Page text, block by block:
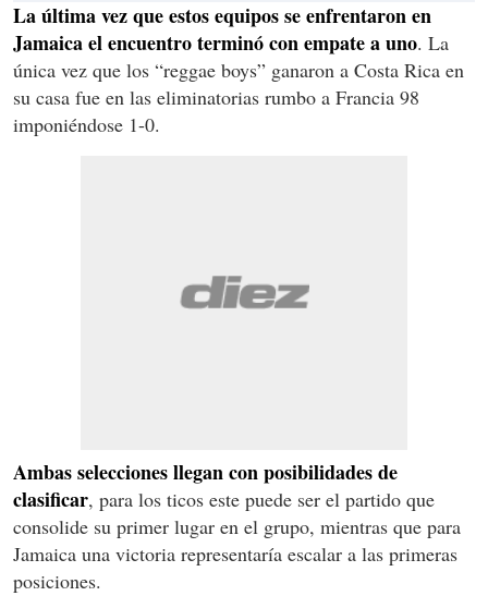
La última vez que estos equipos se enfrentaron en
Jamaica el encuentro terminó con empate a uno. La
única vez que los “reggae boys” ganaron a Costa Rica en
su casa fue en las eliminatorias rumbo a Francia 98
imponiéndose 1-0.
Ambas selecciones llegan con posibilidades de
clasificar, para los ticos este puede ser el partido que
consolide su primer lugar en el grupo, mientras que para
Jamaica una victoria representaría escalar a las primeras
posiciones.